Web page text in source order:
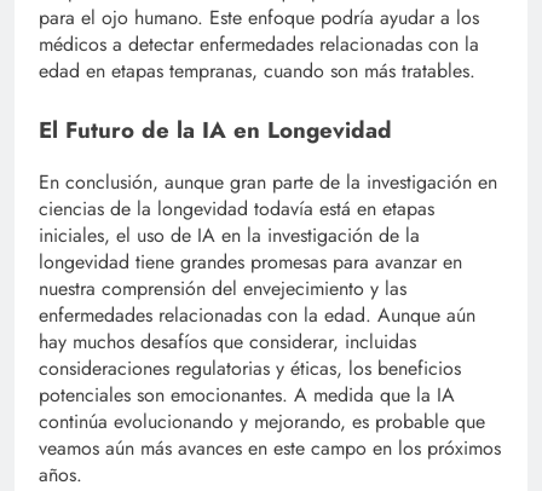
para el ojo humano. Este enfoque podría ayudar a los
médicos a detectar enfermedades relacionadas con la
edad en etapas tempranas, cuando son más tratables.
El Futuro de la IA en Longevidad
En conclusión, aunque gran parte de la investigación en
ciencias de la longevidad todavía está en etapas
iniciales, el uso de IA en la investigación de la
longevidad tiene grandes promesas para avanzar en
nuestra comprensión del envejecimiento y las
enfermedades relacionadas con la edad. Aunque aún
hay muchos desafíos que considerar, incluidas
consideraciones regulatorias y éticas, los beneficios
potenciales son emocionantes. A medida que la IA
continúa evolucionando y mejorando, es probable que
veamos aún más avances en este campo en los próximos
años.